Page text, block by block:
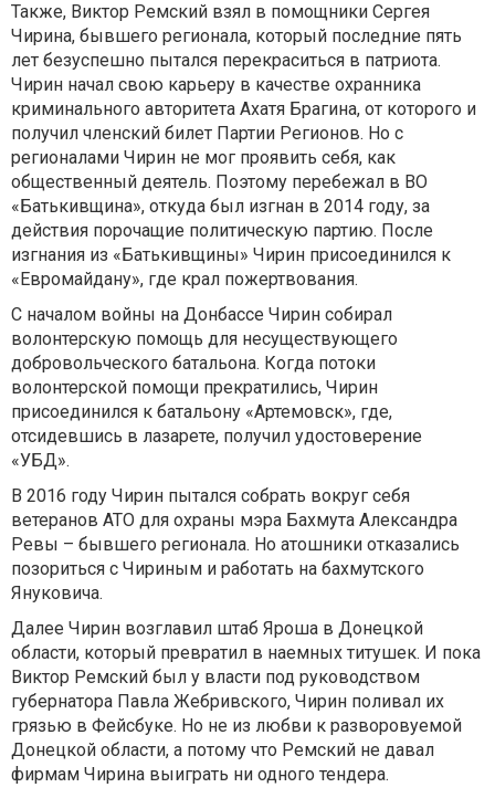
Также, Виктор Ремский взял в помощники Сергея
Чирина, бывшего регионала, который последние пять
лет безуспешно пытался перекраситься в патриота.
Чирин начал свою карьеру в качестве охранника
криминального авторитета Ахатя Брагина, от которого и
получил членский билет Партии Регионов. Но с
регионалами Чирин не мог проявить себя, как
общественный деятель. Поэтому перебежал в ВО
«Батькивщина», откуда был изгнан в 2014 году, за
действия порочащие политическую партию. После
изгнания из «Батькивщины» Чирин присоединился к
«Евромайдану», где крал пожертвования.
С началом войны на Донбассе Чирин собирал
волонтерскую помощь для несуществующего
добровольческого батальона. Когда потоки
волонтерской помощи прекратились, Чирин
присоединился к батальону «Артемовск», где,
отсидевшись в лазарете, получил удостоверение
«УБД».
В 2016 году Чирин пытался собрать вокруг себя
ветеранов АТО для охраны мэра Бахмута Александра
Ревы – бывшего регионала. Но атошники отказались
позориться с Чириным и работать на бахмутского
Януковича.
Далее Чирин возглавил штаб Яроша в Донецкой
области, который превратил в наемных титушек. И пока
Виктор Ремский был у власти под руководством
губернатора Павла Жебривского, Чирин поливал их
грязью в Фейсбуке. Но не из любви к разворовуемой
Донецкой области, а потому что Ремский не давал
фирмам Чирина выиграть ни одного тендера.